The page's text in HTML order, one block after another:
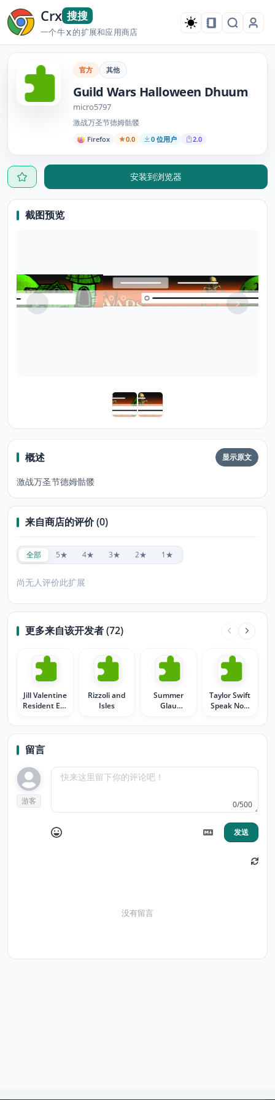
Crx 搜搜
一个牛X的扩展和应用商店
官方 其他
Guild Wars Halloween Dhuum
micro5797
激战万圣节德姆骷髅
Firefox 0.0 0 位用户 2.0
安装到浏览器
截图预览
概述 显示原文
激战万圣节德姆骷髅
来自商店的评价 (0)
全部 5★ 4★ 3★ 2★ 1★
尚无人评价此扩展
更多来自该开发者 (72)
Jill Valentine
Resident Evil
Rizzoli and
Isles
Summer
Glau
Taylor Swift
Speak Now
留言
游客 0/500
发送
没有留言